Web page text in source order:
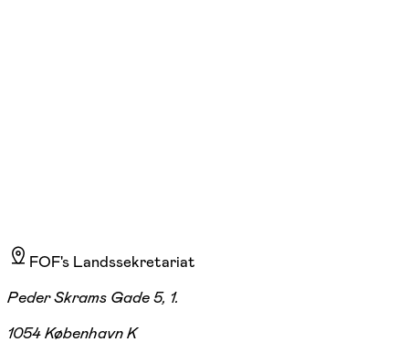
FOF's Landssekretariat
Peder Skrams Gade 5, 1.
1054 København K